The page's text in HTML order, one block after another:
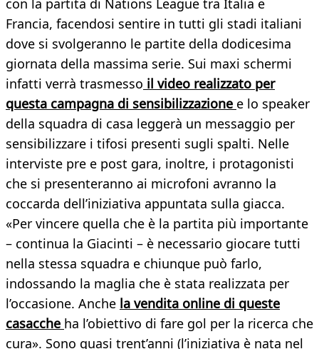
con la partita di Nations League tra Italia e
Francia, facendosi sentire in tutti gli stadi italiani
dove si svolgeranno le partite della dodicesima
giornata della massima serie. Sui maxi schermi
infatti verrà trasmesso il video realizzato per
questa campagna di sensibilizzazione e lo speaker
della squadra di casa leggerà un messaggio per
sensibilizzare i tifosi presenti sugli spalti. Nelle
interviste pre e post gara, inoltre, i protagonisti
che si presenteranno ai microfoni avranno la
coccarda dell’iniziativa appuntata sulla giacca.
«Per vincere quella che è la partita più importante
– continua la Giacinti – è necessario giocare tutti
nella stessa squadra e chiunque può farlo,
indossando la maglia che è stata realizzata per
l’occasione. Anche la vendita online di queste
casacche ha l’obiettivo di fare gol per la ricerca che
cura». Sono quasi trent’anni (l’iniziativa è nata nel